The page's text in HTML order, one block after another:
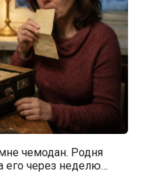
чемодан. Родня
его через неделю…